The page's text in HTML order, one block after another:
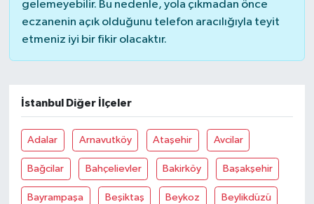
gelemeyebilir. Bu nedenle, yola çıkmadan önce
eczanenin açık olduğunu telefon aracılığıyla teyit
etmeniz iyi bir fikir olacaktır.
İstanbul Diğer İlçeler
Adalar Arnavutköy Ataşehir Avcilar
Bağcilar Bahçelievler Bakirköy Başakşehir
Bayrampaşa Beşiktaş Beykoz Beylikdüzü